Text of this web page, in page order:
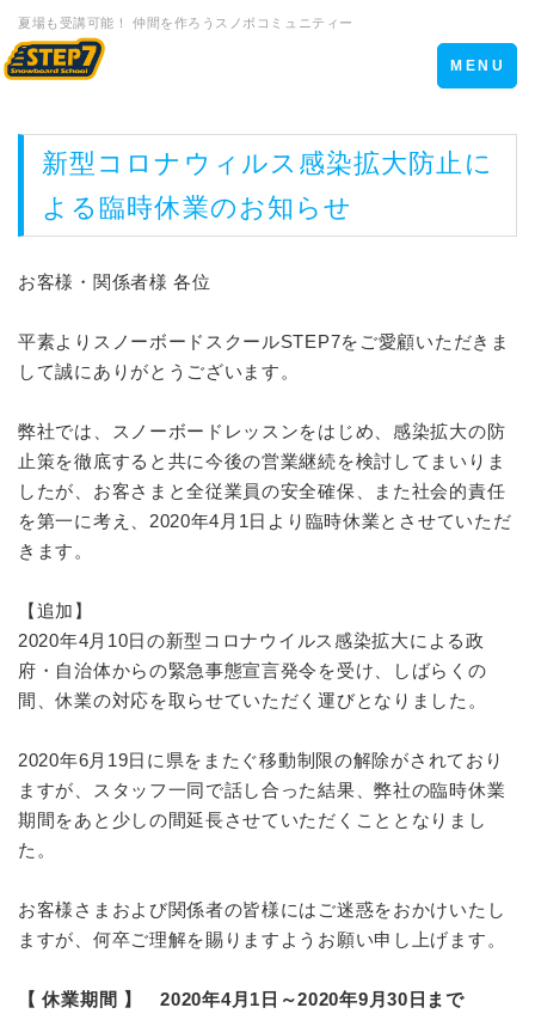
夏場も受講可能！ 仲間を作ろうスノボコミュニティー
Toggle
navigation
MENU
新型コロナウィルス感染拡大防止に
よる臨時休業のお知らせ
お客様・関係者様 各位
平素よりスノーボードスクールSTEP7をご愛顧いただきま
して誠にありがとうございます。
弊社では、スノーボードレッスンをはじめ、感染拡大の防
止策を徹底すると共に今後の営業継続を検討してまいりま
したが、お客さまと全従業員の安全確保、また社会的責任
を第一に考え、2020年4月1日より臨時休業とさせていただ
きます。
【追加】
2020年4月10日の新型コロナウイルス感染拡大による政
府・自治体からの緊急事態宣言発令を受け、しばらくの
間、休業の対応を取らせていただく運びとなりました。
2020年6月19日に県をまたぐ移動制限の解除がされており
ますが、スタッフ一同で話し合った結果、弊社の臨時休業
期間をあと少しの間延長させていただくこととなりまし
た。
お客様さまおよび関係者の皆様にはご迷惑をおかけいたし
ますが、何卒ご理解を賜りますようお願い申し上げます。
【 休業期間 】 2020年4月1日～2020年9月30日まで